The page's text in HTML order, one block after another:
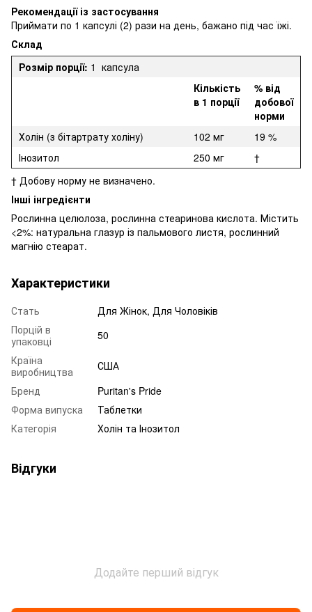
Рекомендації із застосування
Приймати по 1 капсулі (2) рази на день, бажано під час їжі.
Склад
Розмір порції: 1 капсула
Кількість
в 1 порції
% від
добової
норми
Холін (з бітартрату холіну)
102 мг
19 %
Інозитол
250 мг
†
† Добову норму не визначено.
Інші інгредієнти
Рослинна целюлоза, рослинна стеаринова кислота. Містить
<2%: натуральна глазур із пальмового листя, рослинний
магнію стеарат.
Характеристики
Стать
Для Жінок, Для Чоловіків
Порцій в
упаковці
50
Країна
виробництва
США
Бренд
Puritan's Pride
Форма випуска
Таблетки
Категорія
Холін та Інозитол
Відгуки
Додайте перший відгук